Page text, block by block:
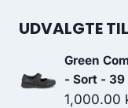
UDVALGTE
Green
- Sort - 39
1,000.00